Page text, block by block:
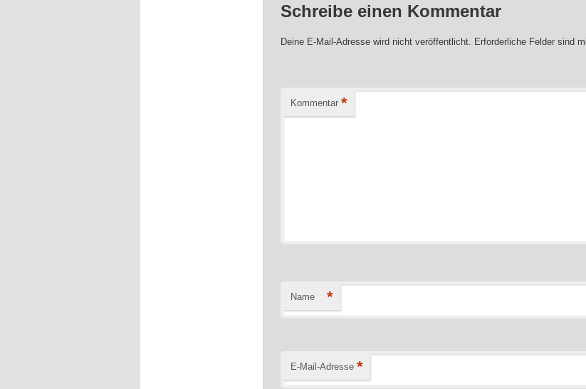
Schreibe einen Kommentar
Deine E-Mail-Adresse wird nicht veröffentlicht. Erforderliche Felder sind
Kommentar *
Name *
E-Mail-Adresse *